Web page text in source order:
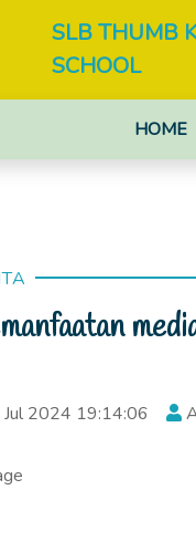
SLB THUMB
SCHOOL
HOME
2024 19:14:06